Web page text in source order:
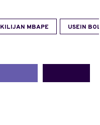
KILIJAN MBAPE USEIN